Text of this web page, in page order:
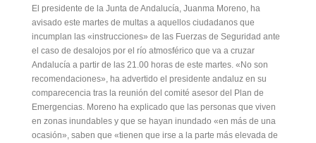
El presidente de la Junta de Andalucía, Juanma Moreno, ha
avisado este martes de multas a aquellos ciudadanos que
incumplan las «instrucciones» de las Fuerzas de Seguridad ante
el caso de desalojos por el río atmosférico que va a cruzar
Andalucía a partir de las 21.00 horas de este martes. «No son
recomendaciones», ha advertido el presidente andaluz en su
comparecencia tras la reunión del comité asesor del Plan de
Emergencias. Moreno ha explicado que las personas que viven
en zonas inundables y que se hayan inundado «en más de una
ocasión», saben que «tienen que irse a la parte más elevada de